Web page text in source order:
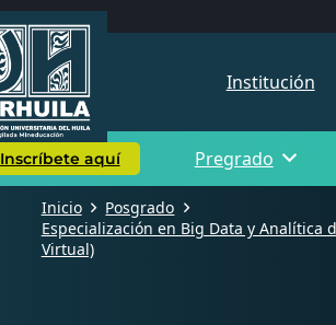
Institución
Inscríbete aquí Pregrado
Inicio
Posgrado
Especialización en Big Data y Analítica
Virtual)